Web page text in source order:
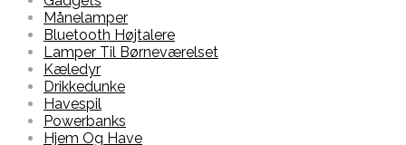
Månelamper
Bluetooth Højtalere
Lamper Til Børneværelset
Kæledyr
Drikkedunke
Havespil
Powerbanks
Hjem Og Have